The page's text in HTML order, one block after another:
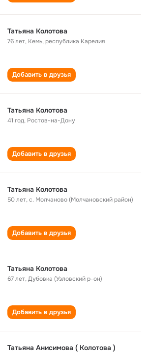
Татьяна Колотова
76 лет, Кемь, республика Карелия
Добавить в друзья
Татьяна Колотова
41 год, Ростов-на-Дону
Добавить в друзья
Татьяна Колотова
50 лет,с. Молчаново (Молчановский район)
Добавить в друзья
Татьяна Колотова
67 лет,Дубовка (Узловский р-он)
Добавить в друзья
Татьяна Анисимова ( Колотова )